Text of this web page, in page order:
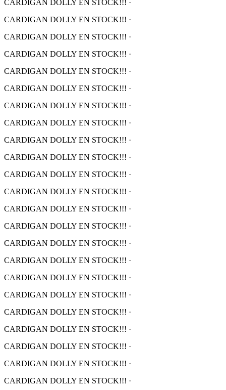
CARDIGAN DOLLY EN STOCK!!! ·
CARDIGAN DOLLY EN STOCK!!! ·
CARDIGAN DOLLY EN STOCK!!! ·
CARDIGAN DOLLY EN STOCK!!! ·
CARDIGAN DOLLY EN STOCK!!! ·
CARDIGAN DOLLY EN STOCK!!! ·
CARDIGAN DOLLY EN STOCK!!! ·
CARDIGAN DOLLY EN STOCK!!! ·
CARDIGAN DOLLY EN STOCK!!! ·
CARDIGAN DOLLY EN STOCK!!! ·
CARDIGAN DOLLY EN STOCK!!! ·
CARDIGAN DOLLY EN STOCK!!! ·
CARDIGAN DOLLY EN STOCK!!! ·
CARDIGAN DOLLY EN STOCK!!! ·
CARDIGAN DOLLY EN STOCK!!! ·
CARDIGAN DOLLY EN STOCK!!! ·
CARDIGAN DOLLY EN STOCK!!! ·
CARDIGAN DOLLY EN STOCK!!! ·
CARDIGAN DOLLY EN STOCK!!! ·
CARDIGAN DOLLY EN STOCK!!! ·
CARDIGAN DOLLY EN STOCK!!! ·
CARDIGAN DOLLY EN STOCK!!! ·
CARDIGAN DOLLY EN STOCK!!! ·